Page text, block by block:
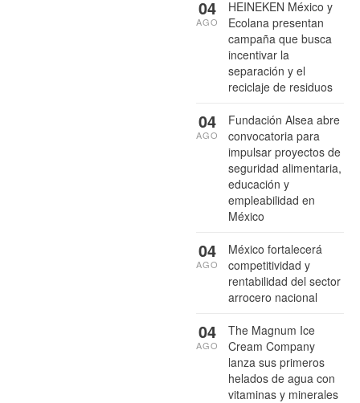
HEINEKEN México y
Ecolana presentan
campaña que busca
incentivar la
separación y el
reciclaje de residuos
04
AGO
Fundación Alsea abre
convocatoria para
impulsar proyectos de
seguridad alimentaria,
educación y
empleabilidad en
México
04
AGO
México fortalecerá
competitividad y
rentabilidad del sector
arrocero nacional
04
AGO
The Magnum Ice
Cream Company
lanza sus primeros
helados de agua con
vitaminas y minerales
04
AGO